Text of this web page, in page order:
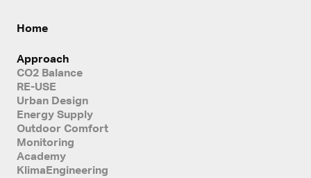
Home
Approach
CO2 Balance
RE-USE
Urban Design
Energy Supply
Outdoor Comfort
Monitoring
Academy
KlimaEngineering